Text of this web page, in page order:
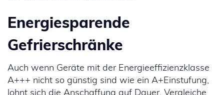
Energiesparende
Gefrierschränke
Auch wenn Geräte mit der Energieeffizienzklasse
A+++ nicht so günstig sind wie ein A+Einstufung,
lohnt sich die Anschaffung auf Dauer. Vergleiche